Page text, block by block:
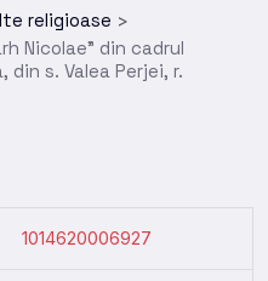
religioase >
Nicolae” din cadrul
s. Valea Perjei, r.
1014620006927